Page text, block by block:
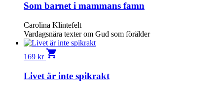
Som barnet i mammans famn
Carolina Klintefelt
Vardagsnära texter om Gud som förälder
169 kr shopping_cart
Livet är inte spikrakt